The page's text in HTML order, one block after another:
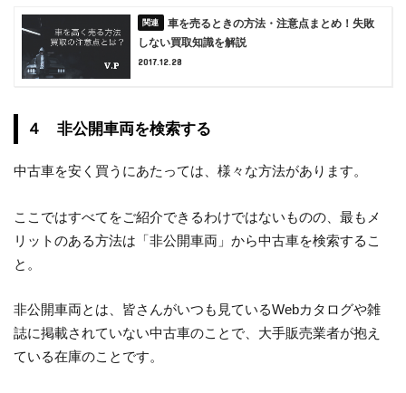
車を売るときの方法・注意点まとめ！失敗
しない買取知識を解説
2017.12.28
４ 非公開車両を検索する
中古車を安く買うにあたっては、様々な方法があります。
ここではすべてをご紹介できるわけではないものの、最もメ
リットのある方法は「非公開車両」から中古車を検索するこ
と。
非公開車両とは、皆さんがいつも見ているWebカタログや雑
誌に掲載されていない中古車のことで、大手販売業者が抱え
ている在庫のことです。